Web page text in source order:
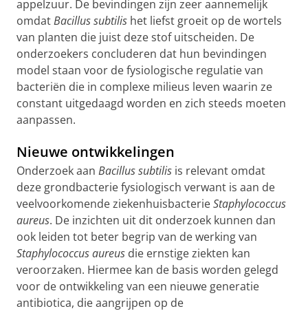
appelzuur. De bevindingen zijn zeer aannemelijk
omdatBacillus subtilis het liefst groeit op de wortels
van planten die juist deze stof uitscheiden. De
onderzoekers concluderen dat hun bevindingen
model staan voor de fysiologische regulatie van
bacteriën die in complexe milieus leven waarin ze
constant uitgedaagd worden en zich steeds moeten
aanpassen.
Nieuwe ontwikkelingen
Onderzoek aan Bacillus subtilis is relevant omdat
deze grondbacterie fysiologisch verwant is aan de
veelvoorkomende ziekenhuisbacterieStaphylococcus
aureus. De inzichten uit dit onderzoek kunnen dan
ook leiden tot beter begrip van de werking van
Staphylococcus aureus die ernstige ziekten kan
veroorzaken. Hiermee kan de basis worden gelegd
voor de ontwikkeling van een nieuwe generatie
antibiotica, die aangrijpen op de